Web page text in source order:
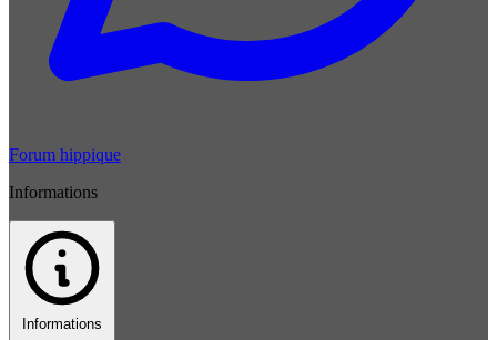
Forum hippique
Informations
Informations